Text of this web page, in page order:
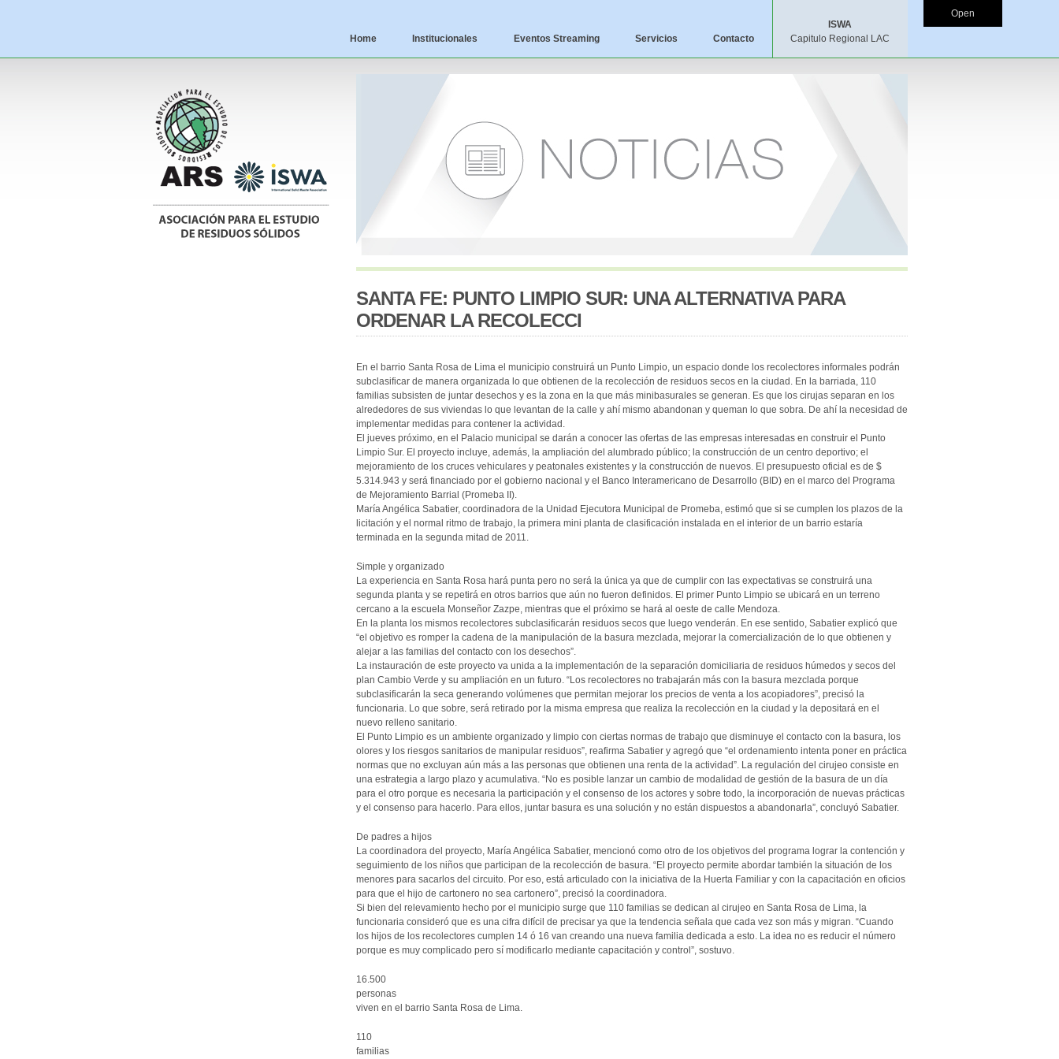
Home Institucionales Eventos Streaming Servicios Contacto
ISWA
Capitulo Regional LAC
SANTA FE: PUNTO LIMPIO SUR: UNA ALTERNATIVA PARA
ORDENAR LA RECOLECCI
En el barrio Santa Rosa de Lima el municipio construirá un Punto Limpio, un espacio donde los recolectores informales podrán
subclasificar de manera organizada lo que obtienen de la recolección de residuos secos en la ciudad. En la barriada, 110
familias subsisten de juntar desechos y es la zona en la que más minibasurales se generan. Es que los cirujas separan en los
alrededores de sus viviendas lo que levantan de la calle y ahí mismo abandonan y queman lo que sobra. De ahí la necesidad de
implementar medidas para contener la actividad.
El jueves próximo, en el Palacio municipal se darán a conocer las ofertas de las empresas interesadas en construir el Punto
Limpio Sur. El proyecto incluye, además, la ampliación del alumbrado público; la construcción de un centro deportivo; el
mejoramiento de los cruces vehiculares y peatonales existentes y la construcción de nuevos. El presupuesto oficial es de $
5.314.943 y será financiado por el gobierno nacional y el Banco Interamericano de Desarrollo (BID) en el marco del Programa
de Mejoramiento Barrial (Promeba II).
María Angélica Sabatier, coordinadora de la Unidad Ejecutora Municipal de Promeba, estimó que si se cumplen los plazos de la
licitación y el normal ritmo de trabajo, la primera mini planta de clasificación instalada en el interior de un barrio estaría
terminada en la segunda mitad de 2011.
Simple y organizado
La experiencia en Santa Rosa hará punta pero no será la única ya que de cumplir con las expectativas se construirá una
segunda planta y se repetirá en otros barrios que aún no fueron definidos. El primer Punto Limpio se ubicará en un terreno
cercano a la escuela Monseñor Zazpe, mientras que el próximo se hará al oeste de calle Mendoza.
En la planta los mismos recolectores subclasificarán residuos secos que luego venderán. En ese sentido, Sabatier explicó que
“el objetivo es romper la cadena de la manipulación de la basura mezclada, mejorar la comercialización de lo que obtienen y
alejar a las familias del contacto con los desechos”.
La instauración de este proyecto va unida a la implementación de la separación domiciliaria de residuos húmedos y secos del
plan Cambio Verde y su ampliación en un futuro. “Los recolectores no trabajarán más con la basura mezclada porque
subclasificarán la seca generando volúmenes que permitan mejorar los precios de venta a los acopiadores”, precisó la
funcionaria. Lo que sobre, será retirado por la misma empresa que realiza la recolección en la ciudad y la depositará en el
nuevo relleno sanitario.
El Punto Limpio es un ambiente organizado y limpio con ciertas normas de trabajo que disminuye el contacto con la basura, los
olores y los riesgos sanitarios de manipular residuos”, reafirma Sabatier y agregó que “el ordenamiento intenta poner en práctica
normas que no excluyan aún más a las personas que obtienen una renta de la actividad”. La regulación del cirujeo consiste en
una estrategia a largo plazo y acumulativa. “No es posible lanzar un cambio de modalidad de gestión de la basura de un día
para el otro porque es necesaria la participación y el consenso de los actores y sobre todo, la incorporación de nuevas prácticas
y el consenso para hacerlo. Para ellos, juntar basura es una solución y no están dispuestos a abandonarla”, concluyó Sabatier.
De padres a hijos
La coordinadora del proyecto, María Angélica Sabatier, mencionó como otro de los objetivos del programa lograr la contención y
seguimiento de los niños que participan de la recolección de basura. “El proyecto permite abordar también la situación de los
menores para sacarlos del circuito. Por eso, está articulado con la iniciativa de la Huerta Familiar y con la capacitación en oficios
para que el hijo de cartonero no sea cartonero”, precisó la coordinadora.
Si bien del relevamiento hecho por el municipio surge que 110 familias se dedican al cirujeo en Santa Rosa de Lima, la
funcionaria consideró que es una cifra difícil de precisar ya que la tendencia señala que cada vez son más y migran. “Cuando
los hijos de los recolectores cumplen 14 ó 16 van creando una nueva familia dedicada a esto. La idea no es reducir el número
porque es muy complicado pero sí modificarlo mediante capacitación y control”, sostuvo.
16.500
personas
viven en el barrio Santa Rosa de Lima.
110
familias
Open